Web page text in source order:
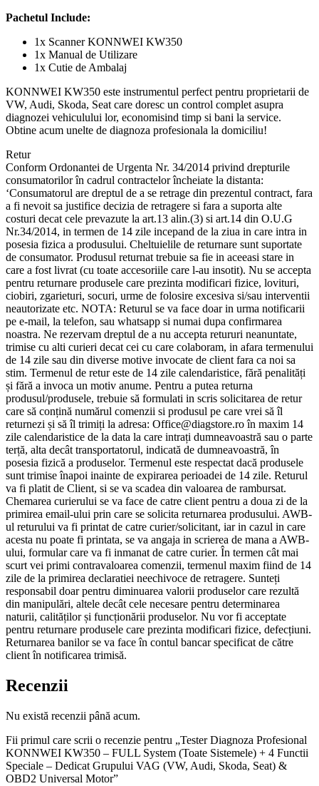
Pachetul Include:
1x Scanner KONNWEI KW350
1x Manual de Utilizare
1x Cutie de Ambalaj
KONNWEI KW350 este instrumentul perfect pentru proprietarii de
VW, Audi, Skoda, Seat care doresc un control complet asupra
diagnozei vehiculului lor, economisind timp si bani la service.
Obtine acum unelte de diagnoza profesionala la domiciliu!
Retur
Conform Ordonantei de Urgenta Nr. 34/2014 privind drepturile
consumatorilor în cadrul contractelor încheiate la distanta:
‘Consumatorul are dreptul de a se retrage din prezentul contract, fara
a fi nevoit sa justifice decizia de retragere si fara a suporta alte
costuri decat cele prevazute la art.13 alin.(3) si art.14 din O.U.G
Nr.34/2014, in termen de 14 zile incepand de la ziua in care intra in
posesia fizica a produsului. Cheltuielile de returnare sunt suportate
de consumator. Produsul returnat trebuie sa fie in aceeasi stare in
care a fost livrat (cu toate accesoriile care l-au insotit). Nu se accepta
pentru returnare produsele care prezinta modificari fizice, lovituri,
ciobiri, zgarieturi, socuri, urme de folosire excesiva si/sau interventii
neautorizate etc. NOTA: Returul se va face doar in urma notificarii
pe e-mail, la telefon, sau whatsapp si numai dupa confirmarea
noastra. Ne rezervam dreptul de a nu accepta retururi neanuntate,
trimise cu alti curieri decat cei cu care colaboram, in afara termenului
de 14 zile sau din diverse motive invocate de client fara ca noi sa
stim. Termenul de retur este de 14 zile calendaristice, fără penalități
și fără a invoca un motiv anume. Pentru a putea returna
produsul/produsele, trebuie să formulati in scris solicitarea de retur
care să conțină numărul comenzii si produsul pe care vrei să îl
returnezi și să îl trimiți la adresa: Office@diagstore.ro în maxim 14
zile calendaristice de la data la care intrați dumneavoastră sau o parte
terță, alta decât transportatorul, indicată de dumneavoastră, în
posesia fizică a produselor. Termenul este respectat dacă produsele
sunt trimise înapoi inainte de expirarea perioadei de 14 zile. Returul
va fi platit de Client, si se va scadea din valoarea de rambursat.
Chemarea curierului se va face de catre client pentru a doua zi de la
primirea email-ului prin care se solicita returnarea produsului. AWB-
ul returului va fi printat de catre curier/solicitant, iar in cazul in care
acesta nu poate fi printata, se va angaja in scrierea de mana a AWB-
ului, formular care va fi inmanat de catre curier. În termen cât mai
scurt vei primi contravaloarea comenzii, termenul maxim fiind de 14
zile de la primirea declaratiei neechivoce de retragere. Sunteți
responsabil doar pentru diminuarea valorii produselor care rezultă
din manipulări, altele decât cele necesare pentru determinarea
naturii, calităților și funcționării produselor. Nu vor fi acceptate
pentru returnare produsele care prezinta modificari fizice, defecțiuni.
Returnarea banilor se va face în contul bancar specificat de către
client în notificarea trimisă.
Recenzii
Nu există recenzii până acum.
Fii primul care scrii o recenzie pentru „Tester Diagnoza Profesional
KONNWEI KW350 – FULL System (Toate Sistemele) + 4 Functii
Speciale – Dedicat Grupului VAG (VW, Audi, Skoda, Seat) &
OBD2 Universal Motor”